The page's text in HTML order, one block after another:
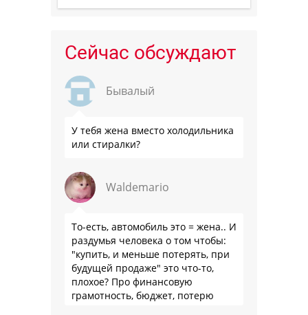
Сейчас обсуждают
Бывалый
У тебя жена вместо холодильника
или стиралки?
Waldemario
То-есть, автомобиль это = жена.. И
раздумья человека о том чтобы:
"купить, и меньше потерять, при
будущей продаже" это что-то,
плохое? Про финансовую
грамотность, бюджет, потерю